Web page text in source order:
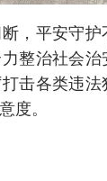
平安守护
整治社会
击各类违
度。